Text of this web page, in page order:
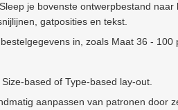
Sleep je bovenste ontwerpbestand
gatposities en tekst.
in, zoals Maat 36 - 100
based of Type-based lay-out.
aanpassen van patronen door